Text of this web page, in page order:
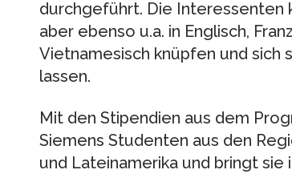
durchgeführt. Die Interessenten
aber ebenso u.a. in Englisch,
Vietnamesisch knüpfen und
lassen.
Mit den Stipendien aus dem
Siemens Studenten aus den
und Lateinamerika und bringt